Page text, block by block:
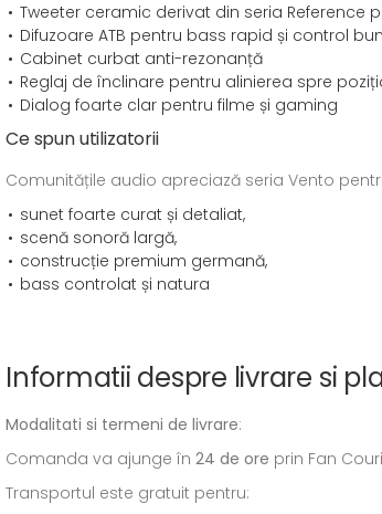
Tweeter ceramic derivat din seria Reference
Difuzoare ATB pentru bass rapid și control bun
Cabinet curbat anti-rezonanță
Reglaj de înclinare pentru alinierea spre
Dialog foarte clar pentru filme și gaming
Ce spun utilizatorii
Comunitățile audio apreciază seria Vento
sunet foarte curat și detaliat,
scenă sonoră largă,
construcție premium germană,
bass controlat și natura
Informatii despre livrare si
Modalitati si termeni de livrare:
Comanda va ajunge în 24 de ore prin Fan
Transportul este gratuit pentru: